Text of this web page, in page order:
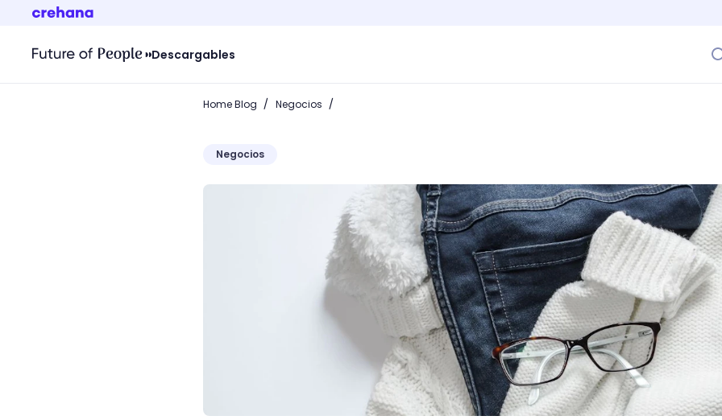
Descargables
Home Blog / Negocios /
Negocios
Tipos de moda: ¿Cuál de ellos describe mejor tu forma de vestir?